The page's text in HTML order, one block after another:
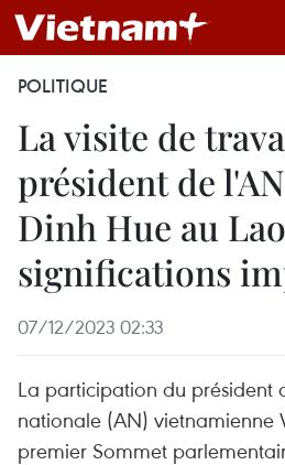
POLITIQUE
La visite de
président de
Dinh Hue au
significations
07/12/2023 02:33
La participation du président
nationale (AN) vietnamienne
premier Sommet